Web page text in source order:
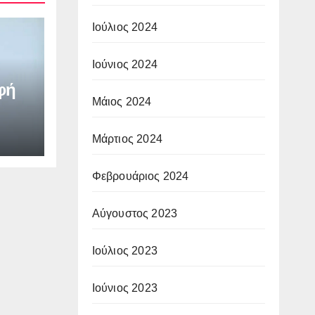
Ιούλιος 2024
Ιούνιος 2024
Μάιος 2024
Μάρτιος 2024
Φεβρουάριος 2024
Αύγουστος 2023
Ιούλιος 2023
Ιούνιος 2023